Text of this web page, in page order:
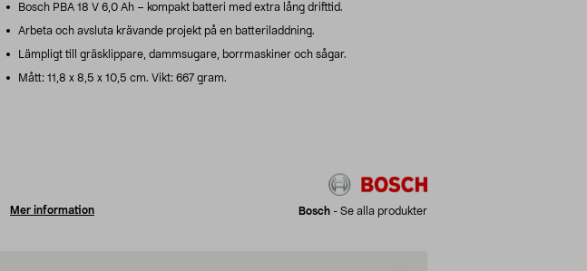
Bosch PBA 18 V 6,0 Ah – kompakt batteri med extra lång drifttid.
Arbeta och avsluta krävande projekt på en batteriladdning.
Lämpligt till gräsklippare, dammsugare, borrmaskiner och sågar.
Mått: 11,8 x 8,5 x 10,5 cm. Vikt: 667 gram.
Mer information Bosch - Se alla produkter